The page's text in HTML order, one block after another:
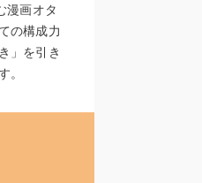
漫画オタ
の構成力
」を引き
。